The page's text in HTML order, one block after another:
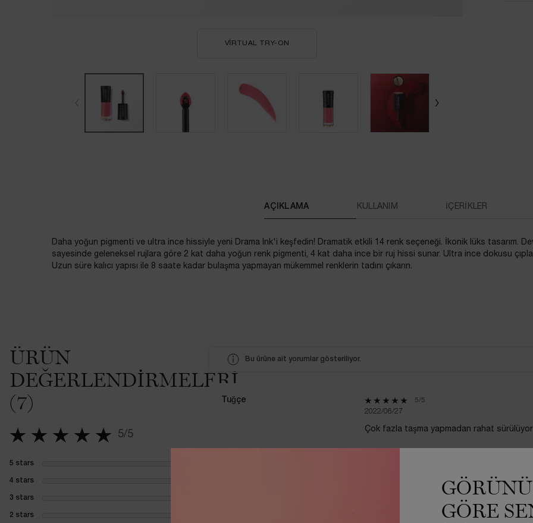
VIRTUAL TRY-ON
AÇIKLAMA KULLANIM İÇERİKLER
Daha yoğun pigmenti ve ultra ince hissiyle yeni Drama Ink'i keşfedin! Dramatik etkili 14 renk seçeneği. İkonik lüks tasarım.
sayesinde geleneksel rujlara göre 2 kat daha yoğun renk pigmenti, 4 kat daha ince bir ruj hissi sunar. Ultra ince dokusu
Uzun süre kalıcı yapısı ile 8 saate kadar bulaşma yapmayan mükemmel renklerin tadını çıkarın.
ÜRÜN
DEĞERLENDIRMELERI
(7)
5 out of 5 stars. 5/5
5 stars
4 stars
3 stars
2 stars
Bu ürüne ait yorumlar gösteriliyor.
Tuğçe 5 out of 5 stars. 5/5
2022/06/27
Çok fazla taşma yapmadan rahat
HAYIR -39
GÖRE